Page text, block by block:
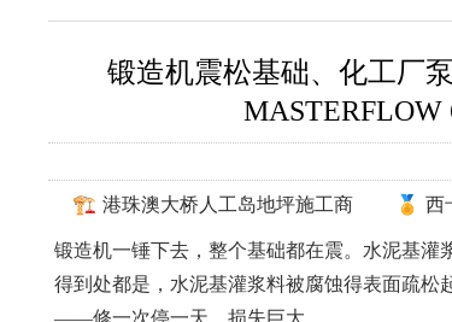
锻造机震松基础、化工厂
🏗️ 港珠澳大桥人工岛地坪施工商 🏅 西
锻造机一锤下去，整个基础都在震。水泥基
得到处都是，水泥基灌浆料被腐蚀得表面疏